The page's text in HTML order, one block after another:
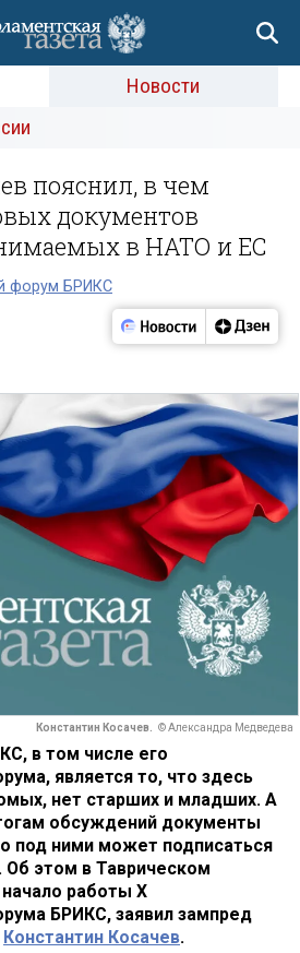
Новости
пояснил, в чем
документов
в НАТО и ЕС
форум БРИКС
Константин Косачев. © Александра Медведева
в том числе его
является то, что здесь
нет старших и младших. А
обсуждений документы
под ними может подписаться
Об этом в Таврическом
работы Х
БРИКС, заявил зампред
Константин Косачев.